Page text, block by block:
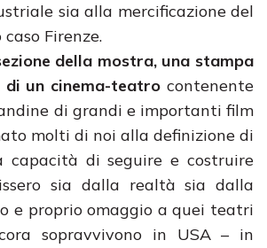
sia alla mercificazione del
Firenze.
della mostra, una stampa
di un cinema-teatro contenente
di grandi e importanti film
molti di noi alla definizione di
capacità di seguire e costruire
sia dalla realtà sia dalla
e proprio omaggio a quei teatri
sopravvivono in USA – in